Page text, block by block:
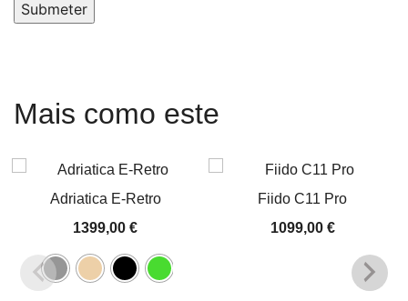
Submeter
Mais como este
Adriatica E-Retro
1399,00€
Fiido C11 Pro
1099,00 €